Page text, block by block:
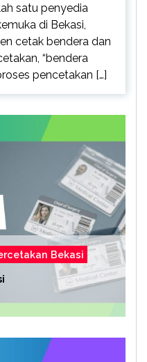
satu penyedia
di Bekasi,
cetak bendera dan
“bendera
pencetakan […]
Bekasi